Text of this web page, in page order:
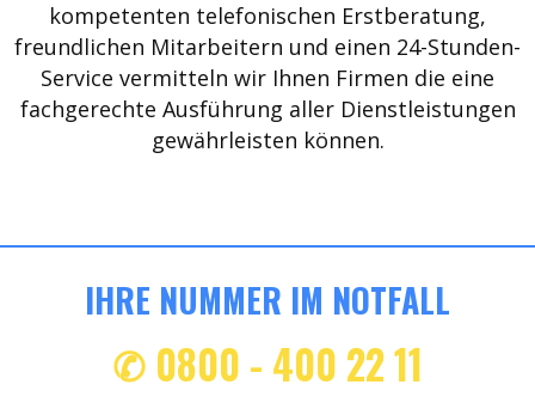
kompetenten telefonischen Erstberatung,
freundlichen Mitarbeitern und einen 24-Stunden-
Service vermitteln wir Ihnen Firmen die eine
fachgerechte Ausführung aller Dienstleistungen
gewährleisten können.
IHRE NUMMER IM NOTFALL
✆ 0800 - 400 22 11